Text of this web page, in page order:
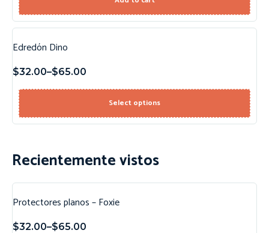
Edredón Dino
$32.00–$65.00
Select options
Recientemente vistos
Protectores planos – Foxie
$32.00–$65.00